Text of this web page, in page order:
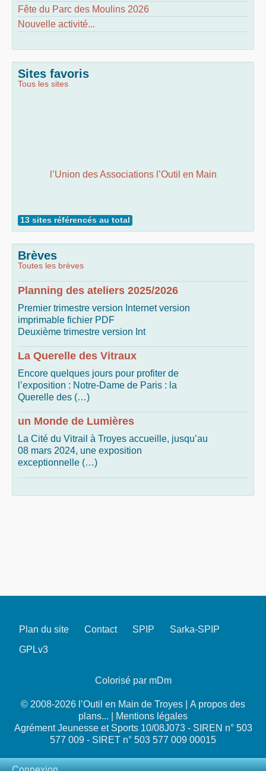
Fête du Parc des Moulins 2026
Nouvelle activité...
Sites favoris
Tous les sites
l’Union des Associations l’Outil en Main
13 sites référencés au total
Brèves
Toutes les brèves
Planning des ateliers 2025/2026
Premier trimestre version Internet version
imprimable fichier PDF
Deuxième trimestre version Int
La Querelle des Vitraux
Encore quelques jours pour profiter de
l’exposition : Notre-Dame de Paris : la
Querelle des (…)
un Monde de Lumières
La Cité du Vitrail à Troyes accueille, jusqu’au
08 mars 2024, une exposition
exceptionnelle (…)
Plan du site Contact SPIP
Sarka-SPIP
GPLv3
Colorisé par mDm
© 2008-2026 l’Outil en Main de Troyes | A propos des
plans...
Mentions légales
Agrément Jeunesse et Sports 10/08J073 - SIREN n° 503
577 009 - SIRET n° 503 577 009 00015